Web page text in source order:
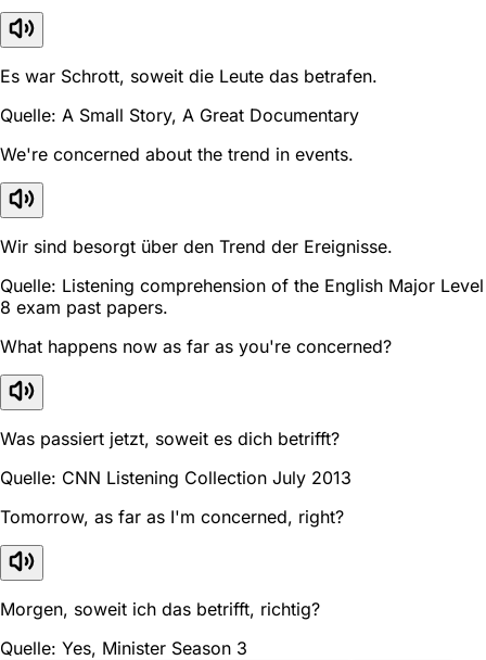
Es war Schrott, soweit die Leute das betrafen.
Quelle: A Small Story, A Great Documentary
We're concerned about the trend in events.
Wir sind besorgt über den Trend der Ereignisse.
Quelle: Listening comprehension of the English Major Level
8 exam past papers.
What happens now as far as you're concerned?
Was passiert jetzt, soweit es dich betrifft?
Quelle: CNN Listening Collection July 2013
Tomorrow, as far as I'm concerned, right?
Morgen, soweit ich das betrifft, richtig?
Quelle: Yes, Minister Season 3